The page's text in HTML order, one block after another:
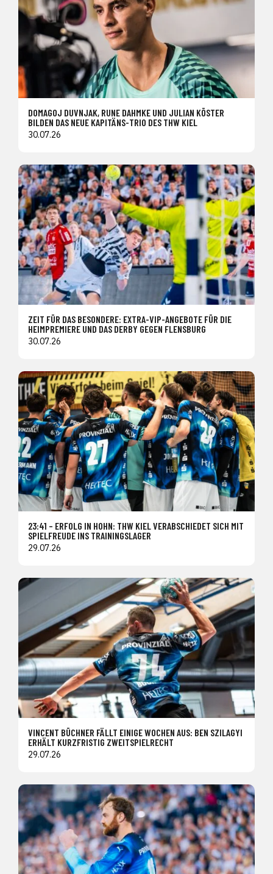
DOMAGOJ DUVNJAK, RUNE DAHMKE UND JULIAN KÖSTER
BILDEN DAS NEUE KAPITÄNS-TRIO DES THW KIEL
30.07.26
ZEIT FÜR DAS BESONDERE: EXTRA-VIP-ANGEBOTE FÜR DIE
HEIMPREMIERE UND DAS DERBY GEGEN FLENSBURG
30.07.26
23:41 – ERFOLG IN HOHN: THW KIEL VERABSCHIEDET SICH MIT
SPIELFREUDE INS TRAININGSLAGER
29.07.26
VINCENT BÜCHNER FÄLLT EINIGE WOCHEN AUS: BEN SZILAGYI
ERHÄLT KURZFRISTIG ZWEITSPIELRECHT
29.07.26